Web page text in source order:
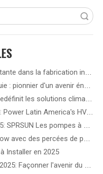
Rejoignez SPRSUN à février 2025: Power Latin America's HVAC Future!
Installer en 2025